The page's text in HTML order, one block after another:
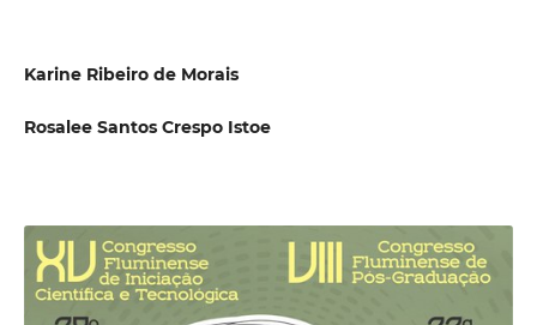
Karine Ribeiro de Morais
Rosalee Santos Crespo Istoe